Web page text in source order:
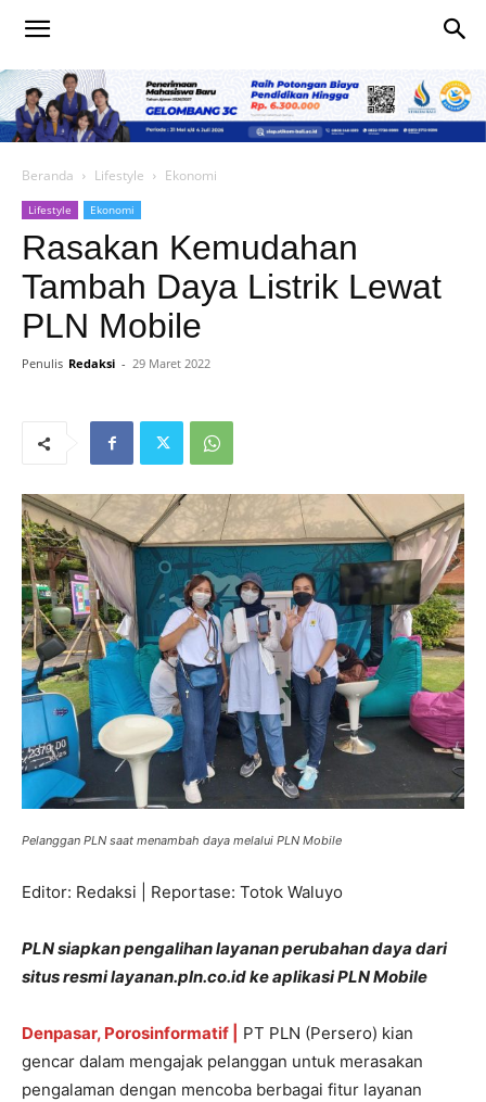
Beranda Lifestyle Ekonomi
Lifestyle Ekonomi
Rasakan Kemudahan
Tambah Daya Listrik Lewat
PLN Mobile
Penulis Redaksi - 29 Maret 2022
Pelanggan PLN saat menambah daya melalui PLN Mobile
Editor: Redaksi | Reportase: Totok Waluyo
PLN siapkan pengalihan layanan perubahan daya dari
situs resmi layanan.pln.co.id ke aplikasi PLN Mobile
Denpasar, Porosinformatif |
PT PLN (Persero) kian
gencar dalam mengajak pelanggan untuk merasakan
pengalaman dengan mencoba berbagai fitur layanan